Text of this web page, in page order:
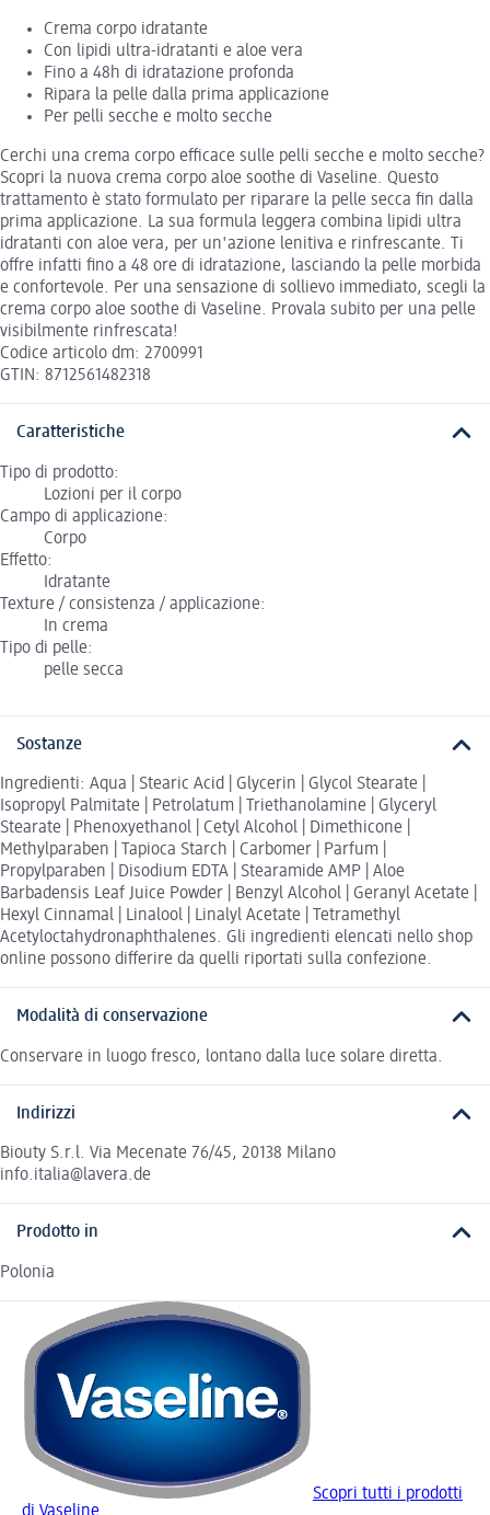
Crema corpo idratante
Con lipidi ultra-idratanti e aloe vera
Fino a 48h di idratazione profonda
Ripara la pelle dalla prima applicazione
Per pelli secche e molto secche
Cerchi una crema corpo efficace sulle pelli secche e molto secche?
Scopri la nuova crema corpo aloe soothe di Vaseline. Questo
trattamento è stato formulato per riparare la pelle secca fin dalla
prima applicazione. La sua formula leggera combina lipidi ultra
idratanti con aloe vera, per un'azione lenitiva e rinfrescante. Ti
offre infatti fino a 48 ore di idratazione, lasciando la pelle morbida
e confortevole. Per una sensazione di sollievo immediato, scegli la
crema corpo aloe soothe di Vaseline. Provala subito per una pelle
visibilmente rinfrescata!
Codice articolo dm: 2700991
GTIN: 8712561482318
Caratteristiche
Tipo di prodotto:
Lozioni per il corpo
Campo di applicazione:
Corpo
Effetto:
Idratante
Texture / consistenza / applicazione:
In crema
Tipo di pelle:
pelle secca
Sostanze
Ingredienti: Aqua | Stearic Acid | Glycerin | Glycol Stearate |
Isopropyl Palmitate | Petrolatum | Triethanolamine | Glyceryl
Stearate | Phenoxyethanol | Cetyl Alcohol | Dimethicone |
Methylparaben | Tapioca Starch | Carbomer | Parfum |
Propylparaben | Disodium EDTA | Stearamide AMP | Aloe
Barbadensis Leaf Juice Powder | Benzyl Alcohol | Geranyl Acetate |
Hexyl Cinnamal | Linalool | Linalyl Acetate | Tetramethyl
Acetyloctahydronaphthalenes. Gli ingredienti elencati nello shop
online possono differire da quelli riportati sulla confezione.
Modalità di conservazione
Conservare in luogo fresco, lontano dalla luce solare diretta.
Indirizzi
Biouty S.r.l. Via Mecenate 76/45, 20138 Milano
info.italia@lavera.de
Prodotto in
Polonia
Scopri tutti i prodotti
di Vaseline